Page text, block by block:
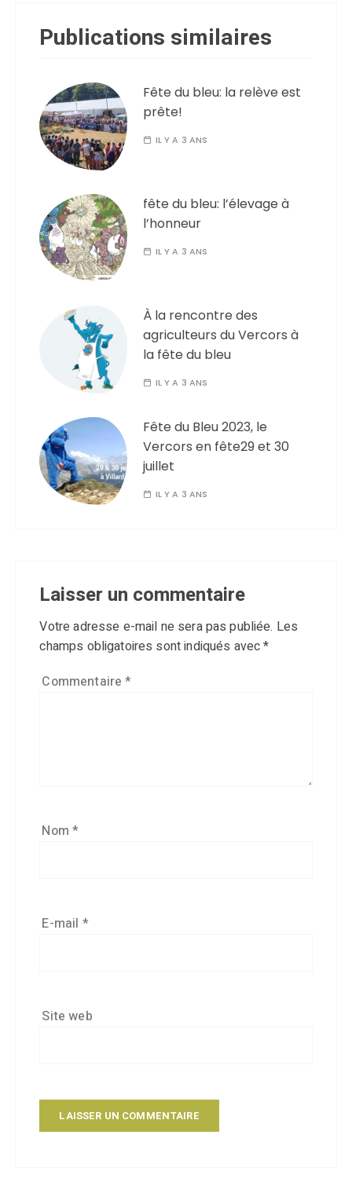
Publications similaires
Fête du bleu: la relève est
prête!
IL Y A 3 ANS
fête du bleu: l’élevage à
l’honneur
IL Y A 3 ANS
À la rencontre des
agriculteurs du Vercors à
la fête du bleu
IL Y A 3 ANS
Fête du Bleu 2023, le
Vercors en fête29 et 30
juillet
IL Y A 3 ANS
Laisser un commentaire
Votre adresse e-mail ne sera pas publiée. Les
champs obligatoires sont indiqués avec*
Commentaire*
Nom*
E-mail *
Site web